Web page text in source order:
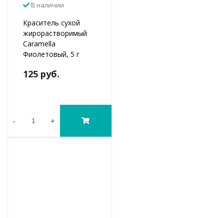
В наличии
Краситель сухой
жирорастворимый
Caramella
Фиолетовый, 5 г
125 руб.
- +